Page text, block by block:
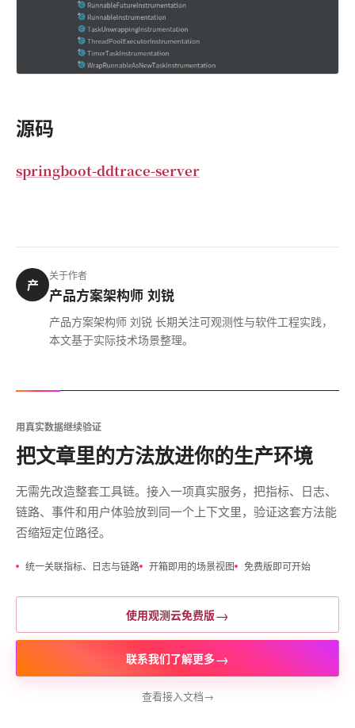
源码
springboot-ddtrace-server
产
关于作者
产品方案架构师 刘锐
产品方案架构师 刘锐 长期关注可观测性与软件工程实践，
本文基于实际技术场景整理。
用真实数据继续验证
把文章里的方法放进你的生产环境
无需先改造整套工具链。接入一项真实服务，把指标、日志、
链路、事件和用户体验放到同一个上下文里，验证这套方法能
否缩短定位路径。
统一关联指标、日志与链路 开箱即用的场景视图 免费版即可开始
使用观测云免费版→
联系我们了解更多→
查看接入文档→